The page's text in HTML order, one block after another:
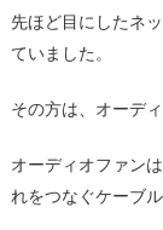
先ほど目にしたネ
ていました。
その方は、オーデ
オーディオファン
れをつなぐケーブ